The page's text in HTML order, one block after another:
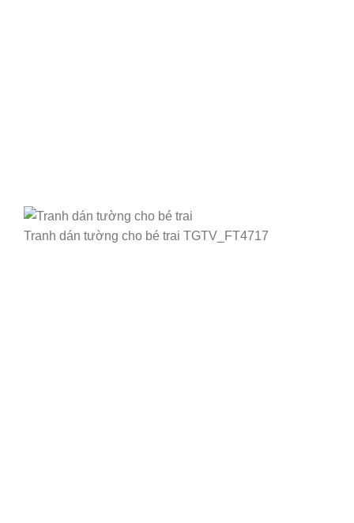
Tranh dán tường cho bé trai TGTV_FT4717